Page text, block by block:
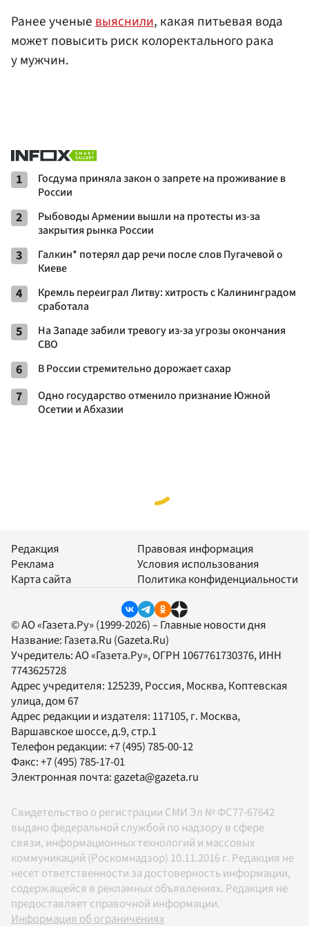
Ранее ученыевыяснили, какая питьевая вода
может повысить риск колоректального рака
у мужчин.
1
Госдума приняла закон о запрете на проживание в
России
2
Рыбоводы Армении вышли на протесты из-за
закрытия рынка России
3
Галкин* потерял дар речи после слов Пугачевой о
Киеве
4
Кремль переиграл Литву: хитрость с Калининградом
сработала
5
На Западе забили тревогу из-за угрозы окончания
СВО
6 В России стремительно дорожает сахар
7
Одно государство отменило признание Южной
Осетии и Абхазии
Редакция
Реклама
Карта сайта
Правовая информация
Условия использования
Политика конфиденциальности
© АО «Газета.Ру» (1999-2026) – Главные новости дня
Название: Газета.Ru (Gazeta.Ru)
Учредитель:АО «Газета.Ру», ОГРН 1067761730376, ИНН
7743625728
Адрес учредителя: 125239, Россия, Москва, Коптевская
улица, дом 67
Адрес редакции и издателя: 117105, г. Москва,
Варшавское шоссе, д.9, стр.1
Телефон редакции:+7 (495) 785-00-12
Факс:+7 (495) 785-17-01
Электронная почта: gazeta@gazeta.ru
Свидетельство о регистрации СМИ Эл № ФС77-67642
выдано федеральной службой по надзору в сфере
связи, информационных технологий и массовых
коммуникаций (Роскомнадзор) 10.11.2016 г. Редакция не
несет ответственности за достоверность информации,
содержащейся в рекламных объявлениях. Редакция не
предоставляет справочной информации.
Информация об ограничениях